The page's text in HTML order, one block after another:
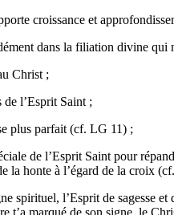
croissance et
dans la filiation divine
Christ ;
de l’Esprit Saint ;
plus parfait (cf. LG 11) ;
de l’Esprit Saint pour
la honte à l’égard de la croix
spirituel, l’Esprit de sagesse
t’a marqué de son signe, le